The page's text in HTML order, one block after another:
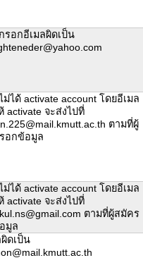
รอกอีเมลผิดเป็น
ได้ activate account โดยอีเมล
activate จะส่งไปที่
ตามที่ผู้
อกข้อมูล
ได้ activate account โดยอีเมล
activate จะส่งไปที่
ตามที่ผู้สมัคร
มูล
ดเป็น